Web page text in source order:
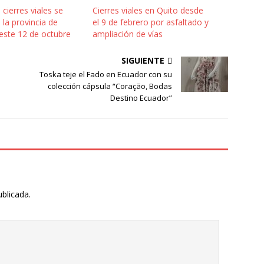
viales se
provincia de
12 de octubre
Cierres viales en Quito desde
el 9 de febrero por asfaltado y
ampliación de vías
SIGUIENTE
Toska teje el Fado en Ecuador con su
colección cápsula “Coração, Bodas
Destino Ecuador”